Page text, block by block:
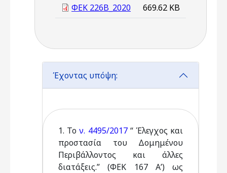
ΦΕΚ 226Β_2020 669.62 KB
Έχοντας υπόψη:
1. Τον. 4495/2017“ Έλεγχος και
προστασία του Δομημένου
Περιβάλλοντος και άλλες
διατάξεις.” (ΦΕΚ 167 Α’) ως